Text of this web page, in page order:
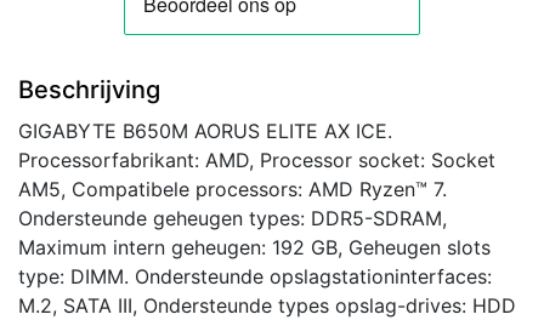
Beschrijving
GIGABYTE B650M AORUS ELITE AX ICE.
Processorfabrikant: AMD, Processor socket: Socket
AM5, Compatibele processors: AMD Ryzen™ 7.
Ondersteunde geheugen types: DDR5-SDRAM,
Maximum intern geheugen: 192 GB, Geheugen slots
type: DIMM. Ondersteunde opslagstationinterfaces:
M.2, SATA III, Ondersteunde types opslag-drives: HDD